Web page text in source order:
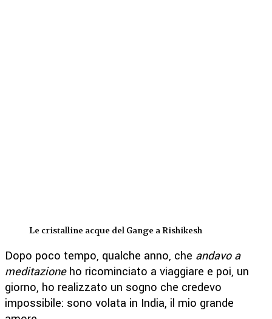
Le cristalline acque del Gange a Rishikesh
Dopo poco tempo, qualche anno, che andavo a
meditazioneho ricominciato a viaggiare e poi, un
giorno, ho realizzato un sogno che credevo
impossibile: sono volata in India, il mio grande